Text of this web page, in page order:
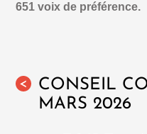
651 voix de préférence.
<
CONSEIL
MARS 2026